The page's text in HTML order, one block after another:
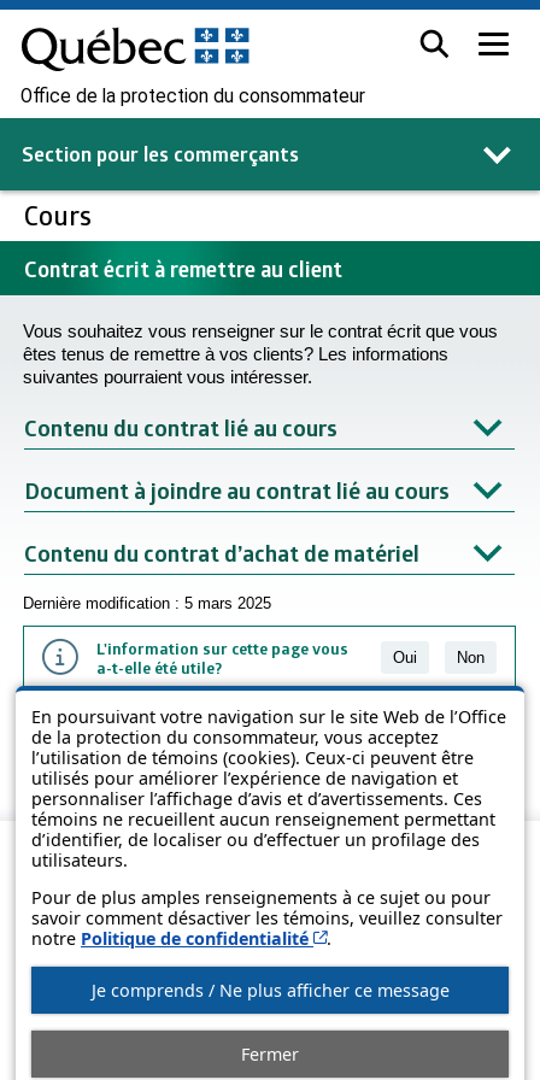
En poursuivant votre navigation sur le site Web de l’Office
de la protection du consommateur, vous acceptez
l’utilisation de témoins (cookies). Ceux-ci peuvent être
utilisés pour améliorer l’expérience de navigation et
personnaliser l’affichage d’avis et d’avertissements. Ces
témoins ne recueillent aucun renseignement permettant
d’identifier, de localiser ou d’effectuer un profilage des
utilisateurs.
Pour de plus amples renseignements à ce sujet ou pour
savoir comment désactiver les témoins, veuillez consulter
notre Politique de confidentialité Cet hyperlien s’ouvrira
.
Je comprends / Ne plus afficher ce message
Fermer
Office de la protection du consommateur
Section pour les commerçants
Cours
Contrat écrit à remettre au client
Vous souhaitez vous renseigner sur le contrat écrit que vous
êtes tenus de remettre à vos clients? Les informations
suivantes pourraient vous intéresser.
Contenu du contrat lié au cours
Document à joindre au contrat lié au cours
Contenu du contrat d’achat de matériel
Dernière modification : 5 mars 2025
L'information sur cette page vous
a-t-elle été utile?
Oui Non
L'information présentée dans cette page a été vulgarisée pour en
favoriser la compréhension. Elle ne remplace pas les textes des lois
et des règlements.
© Gouvernement du Québec, 2013-2025